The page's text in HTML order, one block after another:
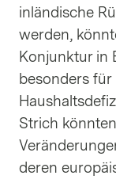
inländische
werden,
Konjunktur in
besonders
Strich
deren